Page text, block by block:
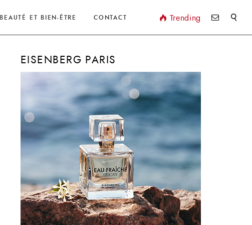
BEAUTÉ ET BIEN-ÊTRE CONTACT Trending
EISENBERG PARIS